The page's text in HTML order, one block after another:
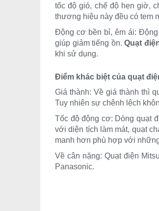
tốc độ gió, chế độ hẹn giờ,
thương hiệu này đều có tem
Động cơ bền bỉ, êm ái:
giúp giảm tiếng ồn.Quạt
khi sử dụng.
Điểm khác biệt của quạt
Giá thành: Về giá thành thì
Tuy nhiên sự chênh lệch
Tốc độ động cơ: Dòng quạt
với diện tích làm mát, quạt
manh hơn phù hợp với
Về cân nặng: Quạt điện
Panasonic.